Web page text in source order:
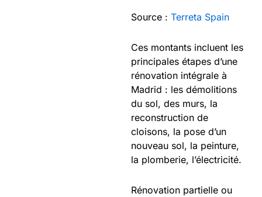
Source : Terreta Spain
Ces montants incluent les
principales étapes d’une
rénovation intégrale à
Madrid : les démolitions
du sol, des murs, la
reconstruction de
cloisons, la pose d’un
nouveau sol, la peinture,
la plomberie, l’électricité.
Rénovation partielle ou